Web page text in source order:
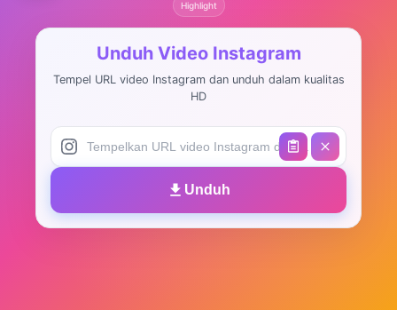
Highlight
Unduh Video Instagram
Tempel URL video Instagram dan unduh dalam kualitas
HD
Unduh